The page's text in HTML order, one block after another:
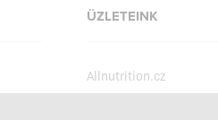
ÜZLETEINK
Allnutrition.cz